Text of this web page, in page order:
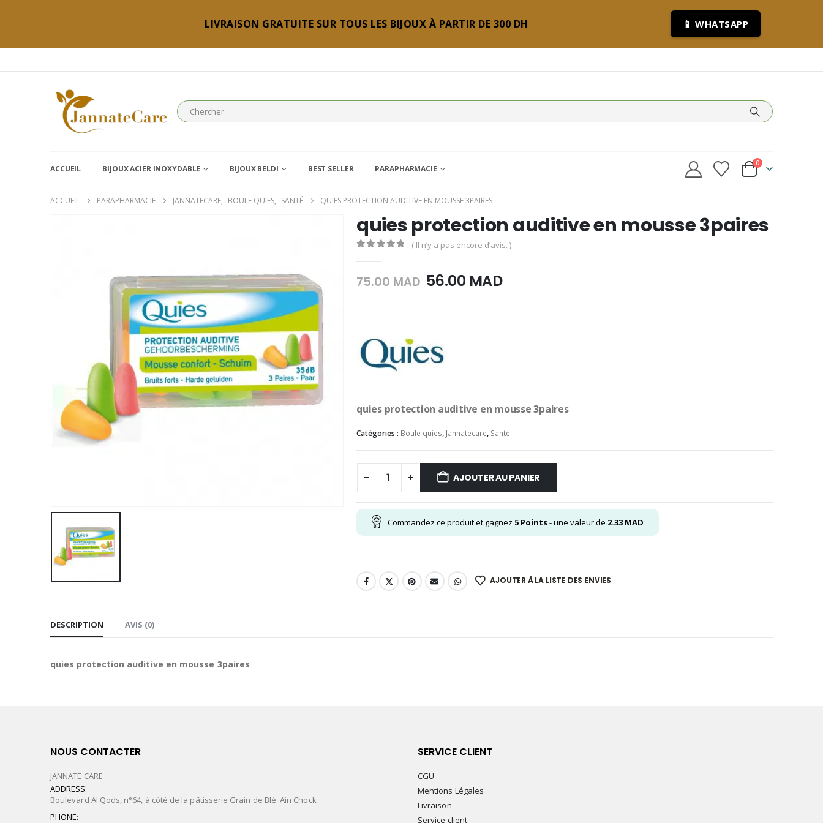
LIVRAISON GRATUITE SUR TOUS LES BIJOUX À PARTIR DE 300 DH 📱 WHATSAPP
ACCUEIL BIJOUX ACIER INOXYDABLE BIJOUX BELDI BEST SELLER PARAPHARMACIE
0
ACCUEIL PARAPHARMACIE JANNATECARE, BOULE QUIES, SANTÉ QUIES PROTECTION AUDITIVE EN MOUSSE 3PAIRES
quies protection auditive en mousse 3paires
( Il n’y a pas encore d’avis. )
75.00MAD Le
MAD.
56.00 MADLe
quies protection auditive en mousse 3paires
Catégories : Boule quies, Jannatecare, Santé
AJOUTER AU PANIER
Commandez ce produit et gagnez 5 Points- une valeur de 2.33 MAD
AJOUTER À LA LISTE DES ENVIES
DESCRIPTION AVIS (0)
quies protection auditive en mousse 3paires
NOUS CONTACTER
JANNATE CARE
ADDRESS:
Boulevard Al Qods, n°64, à côté de la pâtisserie Grain de Blé. Ain Chock
PHONE:
SERVICE CLIENT
CGU
Mentions Légales
Livraison
Service client